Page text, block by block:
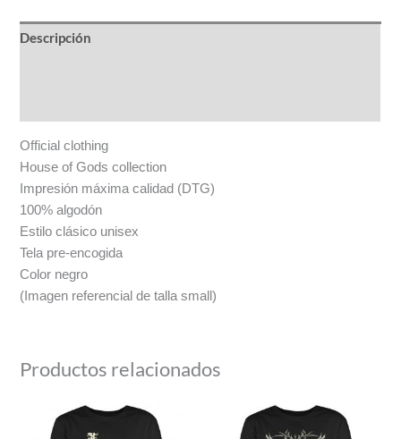
Descripción
Official clothing
House of Gods collection
Impresión máxima calidad (DTG)
100% algodón
Estilo clásico unisex
Tela pre-encogida
Color negro
(Imagen referencial de talla small)
Productos relacionados